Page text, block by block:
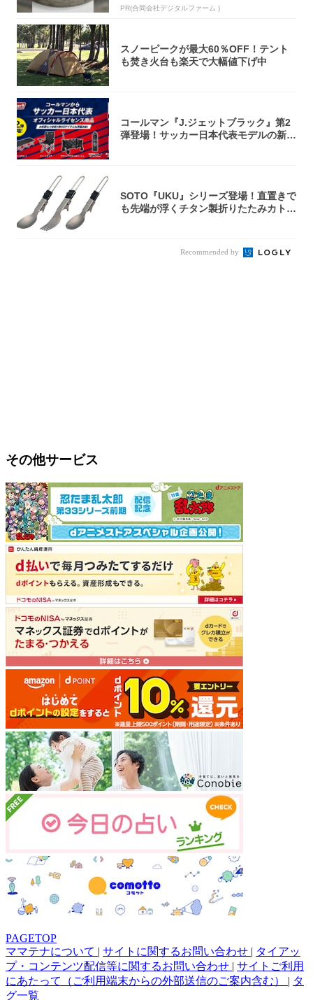
PR(合同会社デジタルファーム )
スノーピークが最大60％OFF！テント
も焚き火台も楽天で大幅値下げ中
コールマン『J.ジェットブラック』第2
弾登場！サッカー日本代表モデルの新作
SOTO『UKU』シリーズ登場！直置きで
も先端が浮くチタン製折りたたみカトラ
Recommended by
その他サービス
PAGETOP
ママテナについて | サイトに関するお問い合わせ | タイアッ
プ・コンテンツ配信等に関するお問い合わせ | サイトご利用
にあたって（ご利用端末からの外部送信のご案内含む） | タ
グ一覧